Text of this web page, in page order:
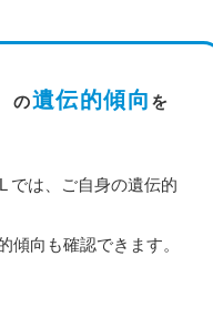
の遺伝的傾向 を
では、ご自身の遺伝的
傾向も確認できます。